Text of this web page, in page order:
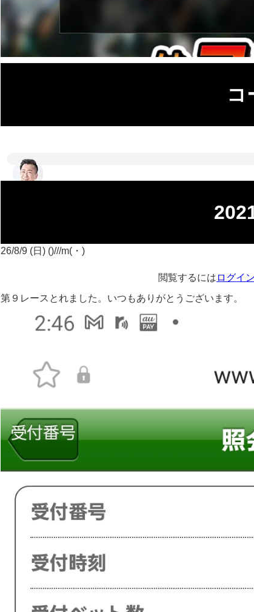
コ
26/8/9 (日) ()///m(・)
閲覧するには ログイン
第９レースとれました。いつもありがとうございます。